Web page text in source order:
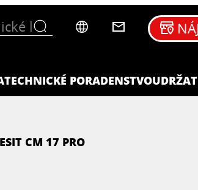
TECHNICKÉ PORADENSTVO
CM 17 PRO